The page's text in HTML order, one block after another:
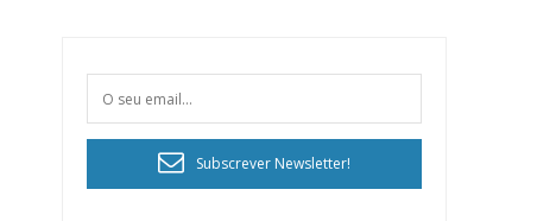
Subscrever Newsletter!